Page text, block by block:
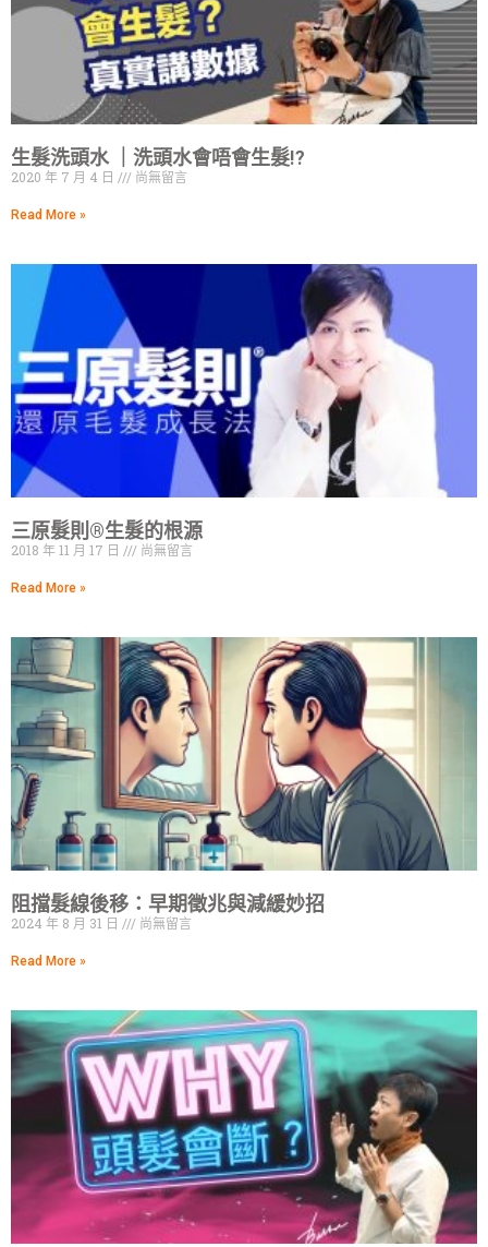
生髮洗頭水 ｜洗頭水會唔會生髮!?
2020 年 7 月 4 日 尚無留言
Read More »
三原髮則®生髮的根源
2018 年 11 月 17 日 尚無留言
Read More »
阻擋髮線後移：早期徵兆與減緩妙招
2024 年 8 月 31 日 尚無留言
Read More »